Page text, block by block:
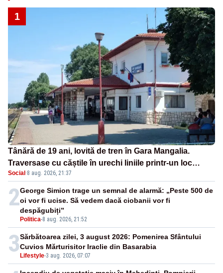
1
Tânără de 19 ani, lovită de tren în Gara Mangalia.
Traversase cu căștile în urechi liniile printr-un loc
nepermis
Social ·8 aug. 2026, 21:37
2
Politica-8 aug. 2026, 21:52
George Simion trage un semnal de alarmă: „Peste 500 de
oi vor fi ucise. Să vedem dacă ciobanii vor fi
despăgubiți”
3 Lifestyle-3 aug. 2026, 07:07
Sărbătoarea zilei, 3 august 2026: Pomenirea Sfântului
Cuvios Mărturisitor Iraclie din Basarabia